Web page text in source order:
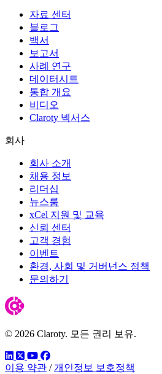
자료 센터
블로그
백서
보고서
사례 연구
데이터시트
통합 개요
비디오
Claroty 넥서스
회사
회사 소개
채용 정보
리더십
뉴스룸
xCel 지원 및 교육
신뢰 센터
고객 경험
이벤트
환경, 사회 및 거버넌스 정책
문의하기
© 2026 Claroty. 모든 권리 보유.
링크드인
트위터유튜브
페이스북
이용 약관 / 개인정보 보호정책